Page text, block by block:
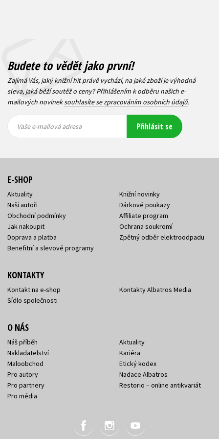
Budete to vědět jako první!
Zajímá Vás, jaký knižní hit právě vychází, na jaké zboží je výhodná
sleva, jaká běží soutěž o ceny? Přihlášením k odběru našich e-
mailových novineksouhlasíte se zpracováním osobních údajů.
mailová
mailová
Vaše e-mailová adresa Přihlásit se
E-SHOP
Aktuality
Naši autoři
Obchodní podmínky
Jak nakoupit
Doprava a platba
Benefitní a slevové programy
Knižní novinky
Dárkové poukazy
Affiliate program
Ochrana soukromí
Zpětný odběr elektroodpadu
KONTAKTY
Kontakt na e-shop
Sídlo společnosti
Kontakty Albatros Media
O NÁS
Náš příběh
Nakladatelství
Maloobchod
Pro autory
Pro partnery
Pro média
Aktuality
Kariéra
Etický kodex
Nadace Albatros
Restorio – online antikvariát